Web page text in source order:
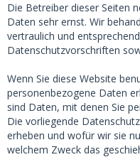
Die Betreiber dieser Seiten
Daten sehr ernst. Wir
vertraulich und
Datenschutzvorschriften
Wenn Sie diese Website
personenbezogene Daten
sind Daten, mit denen Sie
Die vorliegende
erheben und wofür wir sie
welchem Zweck das